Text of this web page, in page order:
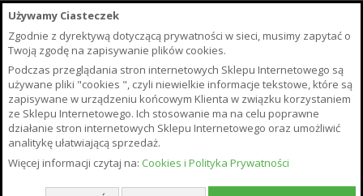
Używamy Ciasteczek
Zgodnie z dyrektywą dotyczącą prywatności w sieci, musimy zapytać o
Twoją zgodę na zapisywanie plików cookies.
Podczas przeglądania stron internetowych Sklepu Internetowego są
używane pliki "cookies ", czyli niewielkie informacje tekstowe, które są
zapisywane w urządzeniu końcowym Klienta w związku korzystaniem
ze Sklepu Internetowego. Ich stosowanie ma na celu poprawne
działanie stron internetowych Sklepu Internetowego oraz umożliwić
analitykę ułatwiającą sprzedaż.
Więcej informacji czytaj na: Cookies i Polityka Prywatności
Polityka Prywatności i Cookies
Wyszukiwane frazy
Zamówienia i zwroty
Poradnik
Regulamin Sklepu
O Sklepie
Płatność i Dostawa
Warunki odstąpienia od umowy